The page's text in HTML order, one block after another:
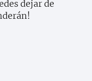
dejar de